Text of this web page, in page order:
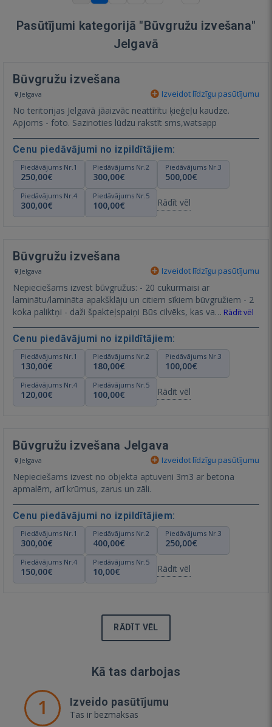
Pasūtījumi kategorijā "Būvgružu izvešana"
Jelgavā
Būvgružu izvešana
Jelgava Izveidot līdzīgu pasūtījumu
No teritorijas Jelgavā jāaizvāc neattīrītu ķieģeļu kaudze.
Apjoms - foto. Sazinoties lūdzu rakstīt sms,watsapp
Cenu piedāvājumi no izpildītājiem:
Piedāvājums Nr.1
250,00€
Piedāvājums Nr.2
300,00€
Piedāvājums Nr.3
500,00€
Piedāvājums Nr.4
300,00€
Piedāvājums Nr.5
100,00€ Rādīt vēl
Būvgružu izvešana
Jelgava Izveidot līdzīgu pasūtījumu
Nepieciešams izvest būvgružus: - 20 cukurmaisi ar
laminātu/lamināta apakšklāju un citiem sīkiem būvgružiem - 2
koka paliktņi - daži špakteļspaiņi Būs cilvēks, kas va… Rādīt vēl
Cenu piedāvājumi no izpildītājiem:
Piedāvājums Nr.1
130,00€
Piedāvājums Nr.2
180,00€
Piedāvājums Nr.3
100,00€
Piedāvājums Nr.4
120,00€
Piedāvājums Nr.5
100,00€ Rādīt vēl
Būvgružu izvešana Jelgava
Jelgava Izveidot līdzīgu pasūtījumu
Nepieciešams izvest no objekta aptuveni 3m3 ar betona
apmalēm, arī krūmus, zarus un zāli.
Cenu piedāvājumi no izpildītājiem:
Piedāvājums Nr.1
300,00€
Piedāvājums Nr.2
400,00€
Piedāvājums Nr.3
250,00€
Piedāvājums Nr.4
150,00€
Piedāvājums Nr.5
10,00€ Rādīt vēl
RĀDĪT VĒL
Kā tas darbojas
1 Izveido pasūtījumu
Tas ir bezmaksas